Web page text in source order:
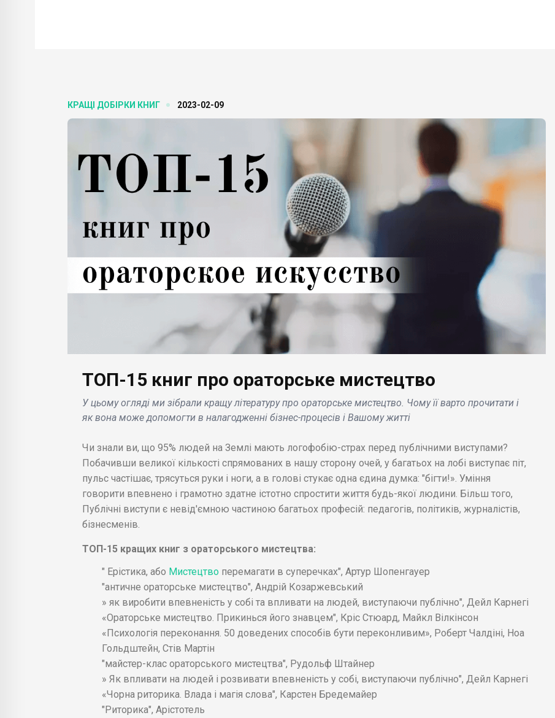
КРАЩІ ДОБІРКИ КНИГ 2023-02-09
ТОП-15 книг про ораторське мистецтво
У цьому огляді ми зібрали кращу літературу про ораторське мистецтво. Чому її варто прочитати і
як вона може допомогти в налагодженні бізнес-процесів і Вашому житті
Чи знали ви, що 95% людей на Землі мають логофобію-страх перед публічними виступами?
Побачивши великої кількості спрямованих в нашу сторону очей, у багатьох на лобі виступає піт,
пульс частішає, трясуться руки і ноги, а в голові стукає одна єдина думка: "бігти!». Уміння
говорити впевнено і грамотно здатне істотно спростити життя будь-якої людини. Більш того,
Публічні виступи є невід'ємною частиною багатьох професій: педагогів, політиків, журналістів,
бізнесменів.
ТОП-15 кращих книг з ораторського мистецтва:
" Ерістика, або Мистецтво перемагати в суперечках", Артур Шопенгауер
"античне ораторське мистецтво", Андрій Козаржевський
» як виробити впевненість у собі та впливати на людей, виступаючи публічно", Дейл Карнегі
«Ораторське мистецтво. Прикинься його знавцем", Кріс Стюард, Майкл Вілкінсон
«Психологія переконання. 50 доведених способів бути переконливим», Роберт Чалдіні, Ноа
Гольдштейн, Стів Мартін
"майстер-клас ораторського мистецтва", Рудольф Штайнер
» Як впливати на людей і розвивати впевненість у собі, виступаючи публічно", Дейл Карнегі
«Чорна риторика. Влада і магія слова", Карстен Бредемайер
"Риторика", Арістотель
БІЗНЕС НОВИНИ
Apple оголошує про
припинення роботи
сервісу синхронізації
фото в хмарі: що це
означає для
користувачів .
БІЗНЕС НОВИНИ
екрану на Android
виявилося
шпигунським: як
захиститися від загрози
Samsung анонсував
звукозапису на
навушниках Galaxy Buds
2 Pro .